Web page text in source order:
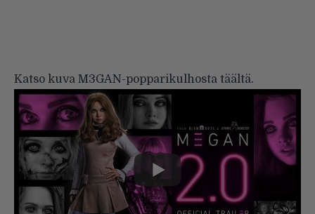
Katso kuva M3GAN-popparikulhosta täältä.